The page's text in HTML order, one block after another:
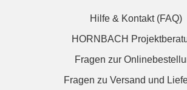
Hilfe & Kontakt (FAQ)
HORNBACH
Fragen zur
Fragen zu Versand und